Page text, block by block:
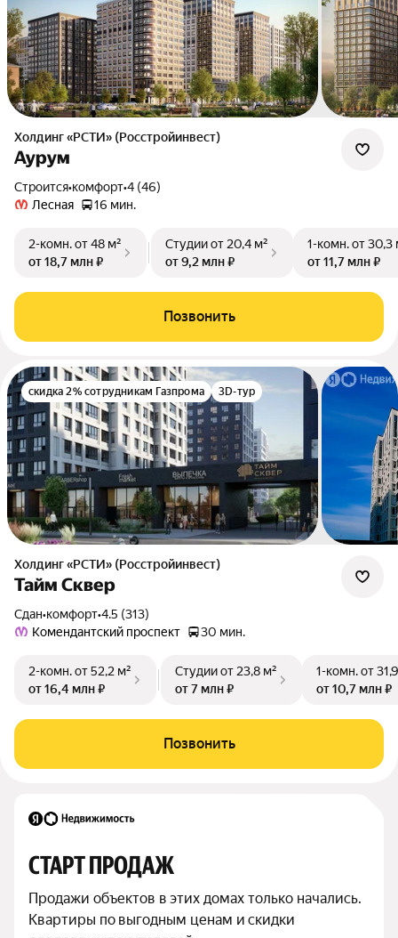
Холдинг «РСТИ» (Росстройинвест)
Аурум
Строится•комфорт•4 (46)
Лесная
16 мин.
2-комн.от 48 м²
от 18,7 млн ₽
Студииот 20,4 м²
от 9,2 млн ₽
1-комн.от 30,3
от 11,7 млн ₽
Позвонить
скидка 2% сотрудникам Газпрома 3D-тур
Холдинг «РСТИ» (Росстройинвест)
Тайм Сквер
Сдан•комфорт•4.5 (313)
Комендантский проспект
30 мин.
2-комн.от 52,2 м²
от 16,4 млн ₽
Студииот 23,8 м²
от 7 млн ₽
1-комн.от
от 10,7 млн ₽
Позвонить
СТАРТ ПРОДАЖ
Продажи объектов в этих домах только начались.
Квартиры по выгодным ценам и скидки